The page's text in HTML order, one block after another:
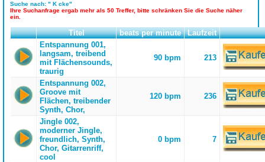
Suche nach: " K cke"
Ihre Suchanfrage ergab mehr als 50 Treffer, bitte schränken Sie die Suche näher
ein.
Titel beats per minute
Laufzeit
Entspannung 001,
langsam, treibend
mit Flächensounds,
traurig
90 bpm 213
Entspannung 002,
Groove mit
Flächen, treibender
Synth, Chor,
120 bpm 236
Jingle 002,
moderner Jingle,
freundlich, Synth,
Chor, Gitarrenriff,
cool
0 bpm 7